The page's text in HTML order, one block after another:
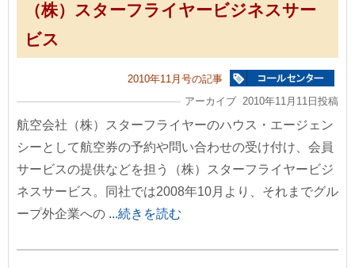
（株）スターフライヤービジネスサー
ビス
2010年11月号の記事
アーカイブ 2010年11月11日投稿
航空会社（株）スターフライヤーのハウス・エージェン
シーとして航空券の予約や問い合わせの受け付け、会員
サービスの提供などを担う（株）スターフライヤービジ
ネスサービス。同社では2008年10月より、それまでグル
ープ外企業への ...続きを読む